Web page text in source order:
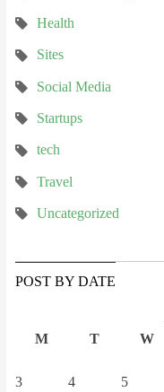
Health
Sites
Social Media
Startups
tech
Travel
Uncategorized
POST BY DATE
M
T W
3
4 5